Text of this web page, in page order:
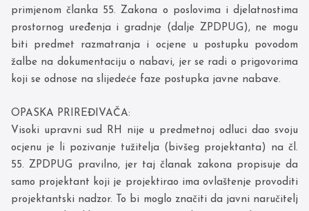
primjenom članka 55. Zakona o poslovima i djelatnostima
prostornog uređenja i gradnje (dalje ZPDPUG), ne mogu
biti predmet razmatranja i ocjene u postupku povodom
žalbe na dokumentaciju o nabavi, jer se radi o prigovorima
koji se odnose na slijedeće faze postupka javne nabave.
OPASKA PRIREĐIVAČA:
Visoki upravni sud RH nije u predmetnoj odluci dao svoju
ocjenu je li pozivanje tužitelja (bivšeg projektanta) na čl.
55. ZPDPUG pravilno, jer taj članak zakona propisuje da
samo projektant koji je projektirao ima ovlaštenje provoditi
projektantski nadzor. To bi moglo značiti da javni naručitelj